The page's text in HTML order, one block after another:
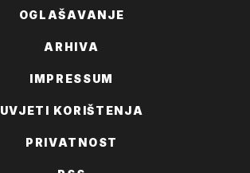
OGLAŠAVANJE
ARHIVA
IMPRESSUM
UVJETI KORIŠTENJA
PRIVATNOST